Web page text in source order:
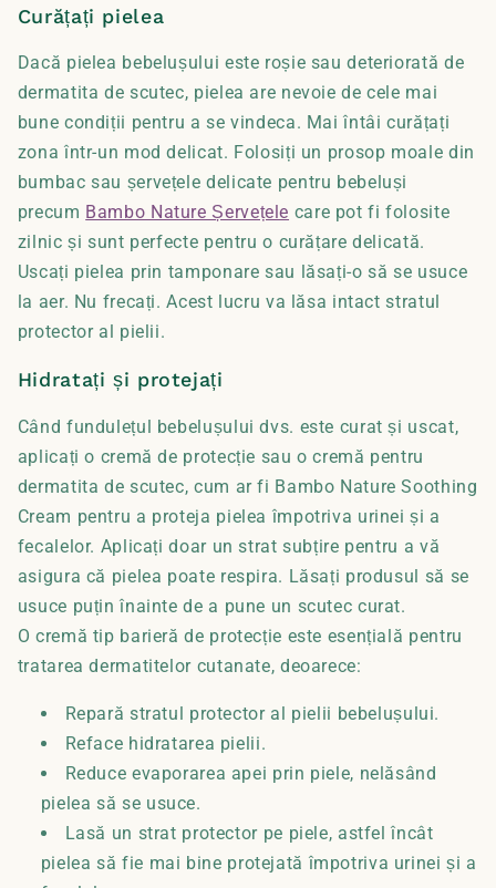
Curățați pielea
Dacă pielea bebelușului este roșie sau deteriorată de
dermatita de scutec, pielea are nevoie de cele mai
bune condiții pentru a se vindeca. Mai întâi curățați
zona într-un mod delicat. Folosiți un prosop moale din
bumbac sau șervețele delicate pentru bebeluși
precum Bambo Nature Șervețele care pot fi folosite
zilnic și sunt perfecte pentru o curățare delicată.
Uscați pielea prin tamponare sau lăsați-o să se usuce
la aer. Nu frecați. Acest lucru va lăsa intact stratul
protector al pielii.
Hidratați și protejați
Când fundulețul bebelușului dvs. este curat și uscat,
aplicați o cremă de protecție sau o cremă pentru
dermatita de scutec, cum ar fi Bambo Nature Soothing
Cream pentru a proteja pielea împotriva urinei și a
fecalelor. Aplicați doar un strat subțire pentru a vă
asigura că pielea poate respira. Lăsați produsul să se
usuce puțin înainte de a pune un scutec curat.
O cremă tip barieră de protecție este esențială pentru
tratarea dermatitelor cutanate, deoarece:
Repară stratul protector al pielii bebelușului.
Reface hidratarea pielii.
Reduce evaporarea apei prin piele, nelăsând
pielea să se usuce.
Lasă un strat protector pe piele, astfel încât
pielea să fie mai bine protejată împotriva urinei și a